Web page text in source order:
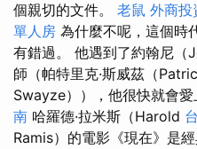
個親切的文件。 老鼠 外商投
單人房 為什麼不呢，這個時
有錯過。 他遇到了約翰尼（
師（帕特里克·斯威茲（
Swayze）），他很快就會愛
南 哈羅德·拉米斯（Harold
Ramis）的電影《現在》是